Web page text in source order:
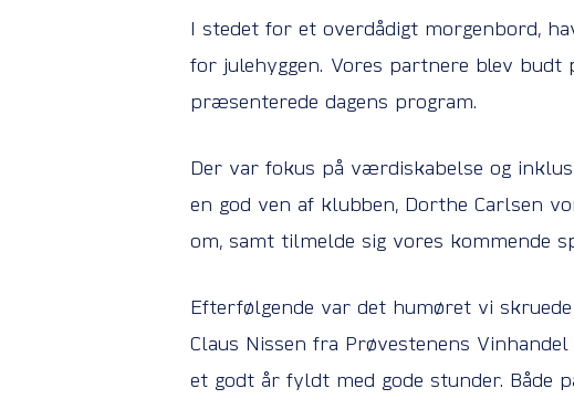
I stedet for et overdådigt morgenbord,
for julehyggen. Vores partnere blev budt
præsenterede dagens program.
Der var fokus på værdiskabelse og
en god ven af klubben, Dorthe Carlsen
om, samt tilmelde sig vores kommende
Efterfølgende var det humøret vi
Claus Nissen fra Prøvestenens
et godt år fyldt med gode stunder. Både